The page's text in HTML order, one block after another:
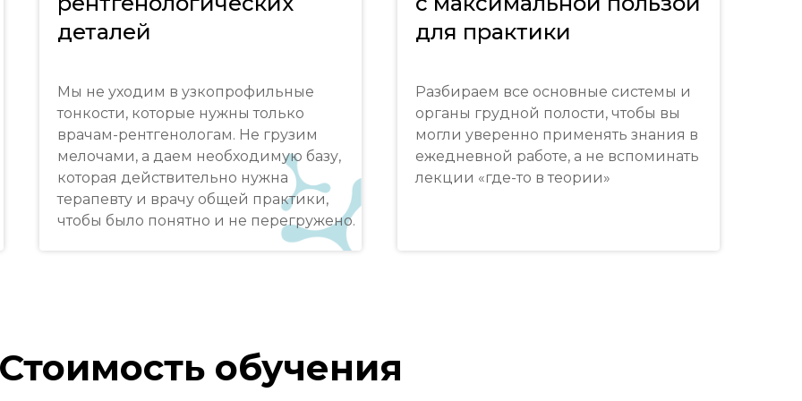
локализации поражения. От часто
встречающихся пневмоний/отеков (КОЛ
пневмония, заворот доли легкого,
паразитарные пневмониты, фиброз.
Мы не уходим в узкопрофильные
тонкости, которые нужны только
врачам-рентгенологам. Не грузим
мелочами, а даем необходимую базу,
которая действительно нужна
терапевту и врачу общей практики,
чтобы было понятно и не перегружено.
деталей
Разбираем все основные системы и
органы грудной полости, чтобы вы
могли уверенно применять знания в
ежедневной работе, а не вспоминать
лекции «где-то в теории»
для практики
Стоимость обучения